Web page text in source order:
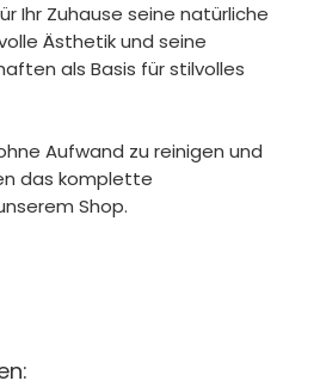
Ihr Zuhause seine natürliche
Ästhetik und seine
als Basis für stilvolles
Aufwand zu reinigen und
das komplette
Shop.